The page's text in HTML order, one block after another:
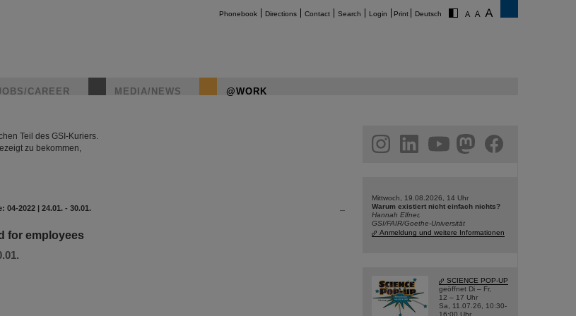
Phonebook Directions Contact Search Login Print Deutsch
CAREER MEDIA/NEWS @WORK
Teil des GSI-Kuriers.
zu bekommen,
04-2022 | 24.01. - 30.01.
for employees
facebook
Mittwoch, 19.08.2026, 14 Uhr
Warum existiert nicht einfach nichts?
Hannah Elfner,
GSI/FAIR/Goethe-Universität
Anmeldung und weitere Informationen
SCIENCE POP-UP
geöffnet Di – Fr,
12 – 17 Uhr
Sa, 11.07.26, 10:30-
16:00 Uhr